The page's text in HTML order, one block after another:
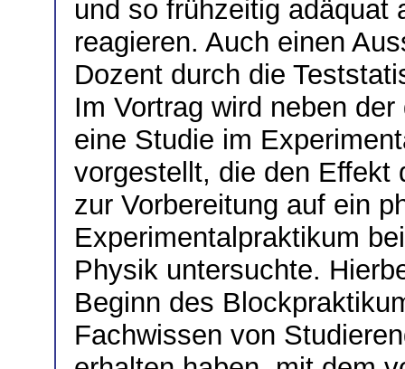
und so frühzeitig adäquat
reagieren. Auch einen
Dozent durch die
Im Vortrag wird neben
eine Studie im
vorgestellt, die den Effekt
zur Vorbereitung auf ein
Experimentalpraktikum
Physik untersuchte.
Beginn des
Fachwissen von